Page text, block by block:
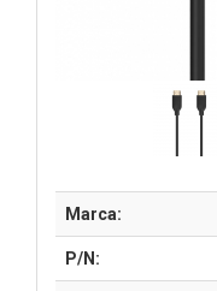
Marca:
P/N: